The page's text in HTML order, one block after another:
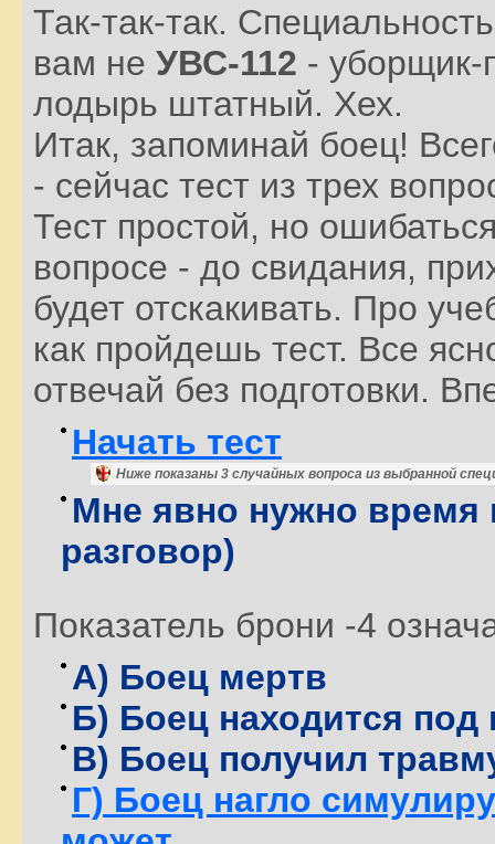
Так-так-так.
вам не УВС-112 -
лодырь штатный. Хех.
Итак, запоминай боец!
- сейчас тест из трех
Тест простой, но
вопросе - до свидания,
будет отскакивать. Про
как пройдешь тест. Все
отвечай без подготовки.
Начать тест
Ниже показаны 3 случайных вопроса из выбранной
Мне явно нужно время
разговор)
Показатель брони -4
А) Боец мертв
Б) Боец находится под
В) Боец получил
Г) Боец нагло